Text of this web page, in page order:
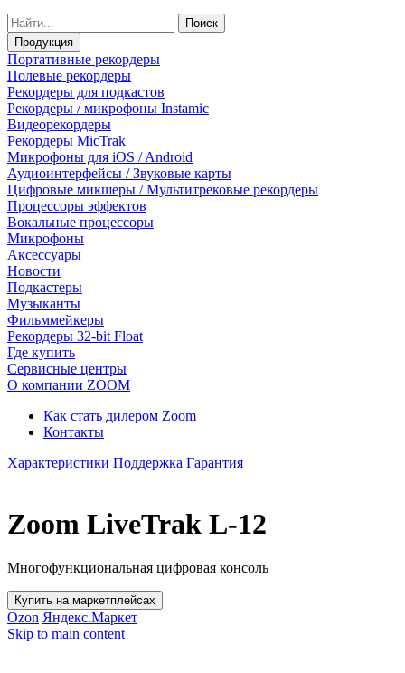
Поиск
Продукция
Портативные рекордеры
Полевые рекордеры
Рекордеры для подкастов
Рекордеры / микрофоны Instamic
Видеорекордеры
Рекордеры MicTrak
Микрофоны для iOS / Android
Аудиоинтерфейсы / Звуковые карты
Цифровые микшеры / Мультитрековые рекордеры
Процессоры эффектов
Вокальные процессоры
Микрофоны
Аксессуары
Новости
Подкастеры
Музыканты
Фильммейкеры
Рекордеры 32-bit Float
Где купить
Сервисные центры
О компании ZOOM
Как стать дилером Zoom
Контакты
Характеристики Поддержка Гарантия
Zoom LiveTrak L-12
Многофункциональная цифровая консоль
Купить на маркетплейсах
Ozon Яндекс.Маркет
Skip to main content